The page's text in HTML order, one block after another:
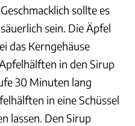
sollte es
sein. Die Äpfel
das Kerngehäuse
in den Sirup
30 Minuten lang
in eine Schüssel
lassen. Den Sirup